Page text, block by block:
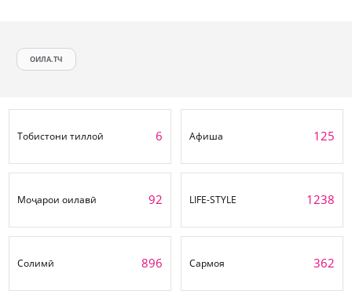
ОИЛА.ТЧ
Тобистони тиллоӣ 6 Афиша 125
Моҷарои оилавӣ 92 LIFE-STYLE 1238
Солимӣ 896 Сармоя 362